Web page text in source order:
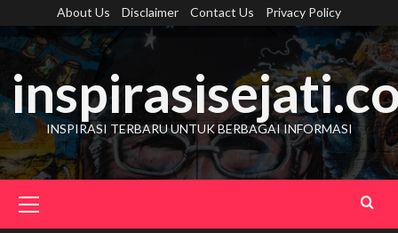
content
About Us Disclaimer Contact Us Privacy Policy
INSPIRASI TERBARU UNTUK BERBAGAI INFORMASI
Menu